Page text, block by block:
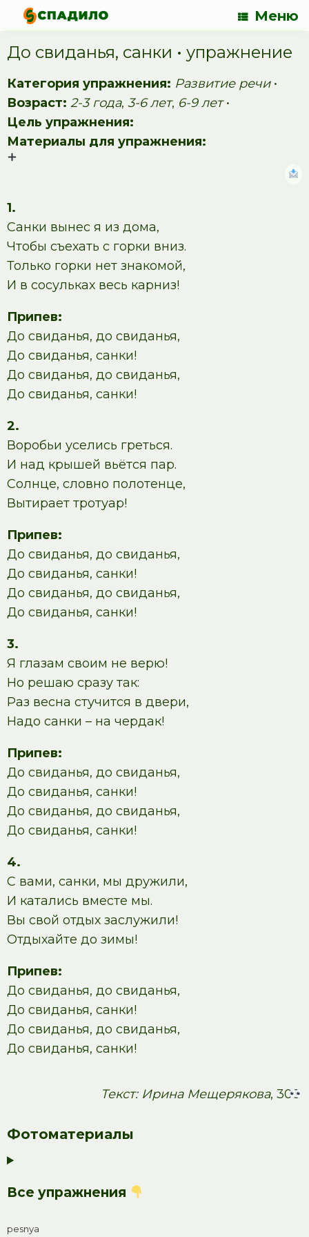
Меню
До свиданья, санки • упражнение
Категория упражнения: Развитие речи•
Возраст: 2-3 года, 3-6 лет, 6-9 лет•
Цель упражнения:
Материалы для упражнения:
1.
Санки вынес я из дома,
Чтобы съехать с горки вниз.
Только горки нет знакомой,
И в сосульках весь карниз!
Припев:
До свиданья, до свиданья,
До свиданья, санки!
До свиданья, до свиданья,
До свиданья, санки!
2.
Воробьи уселись греться.
И над крышей вьётся пар.
Солнце, словно полотенце,
Вытирает тротуар!
Припев:
До свиданья, до свиданья,
До свиданья, санки!
До свиданья, до свиданья,
До свиданья, санки!
3.
Я глазам своим не верю!
Но решаю сразу так:
Раз весна стучится в двери,
Надо санки – на чердак!
Припев:
До свиданья, до свиданья,
До свиданья, санки!
До свиданья, до свиданья,
До свиданья, санки!
4.
С вами, санки, мы дружили,
И катались вместе мы.
Вы свой отдых заслужили!
Отдыхайте до зимы!
Припев:
До свиданья, до свиданья,
До свиданья, санки!
До свиданья, до свиданья,
До свиданья, санки!
Текст: Ирина Мещерякова, 308
Фотоматериалы
Все упражнения
pesnya